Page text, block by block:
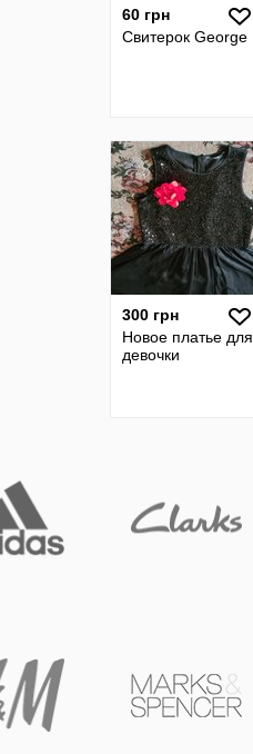
60 грн
Свитерок George
300 грн
Новое платье для
девочки